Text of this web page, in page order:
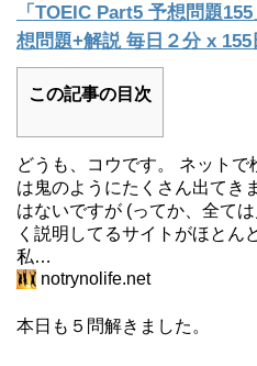
「TOEIC Part5 予想問題
想問題+解説 毎日２分 x 155
この記事の目次
どうも、コウです。 ネット
は鬼のようにたくさん出てき
はないですが (ってか、全て
く説明してるサイトがほとん
私…
notrynolife.net
本日も５問解きました。